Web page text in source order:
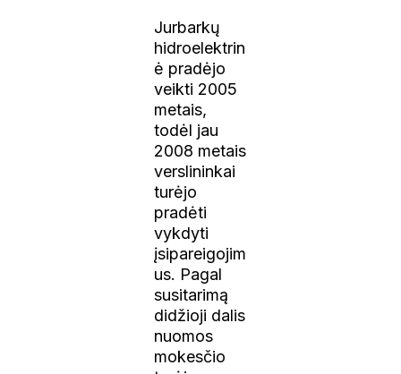
Jurbarkų
hidroelektrin
ė pradėjo
veikti 2005
metais,
todėl jau
2008 metais
verslininkai
turėjo
pradėti
vykdyti
įsipareigojim
us. Pagal
susitarimą
didžioji dalis
nuomos
mokesčio